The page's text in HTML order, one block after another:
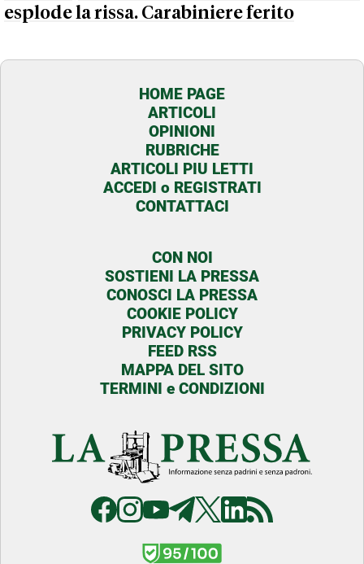
esplode la rissa. Carabiniere ferito
HOME PAGE
ARTICOLI
OPINIONI
RUBRICHE
ARTICOLI PIU LETTI
ACCEDI o REGISTRATI
CONTATTACI
CON NOI
SOSTIENI LA PRESSA
CONOSCI LA PRESSA
COOKIE POLICY
PRIVACY POLICY
FEED RSS
MAPPA DEL SITO
TERMINI e CONDIZIONI